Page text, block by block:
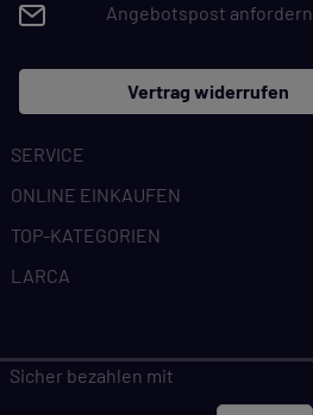
Angebotspost anfordern
Vertrag widerrufen
SERVICE
ONLINE EINKAUFEN
TOP-KATEGORIEN
LARCA
Sicher bezahlen mit